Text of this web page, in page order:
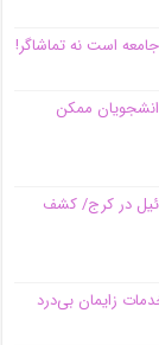
است نه تماشاگر!
ممکن
در کرج/‌ کشف